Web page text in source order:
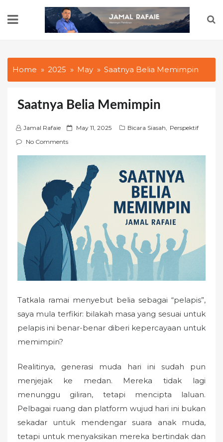
Home 2025 May Saatnya Belia Memimpin
Saatnya Belia Memimpin
Jamal Rafaie
P
d
o
n
May 11, 2025 Bicara Siasah, Perspektif
No Comments
Tatkala ramai menyebut belia sebagai “pelapis”,
saya mula terfikir: bilakah masa yang sesuai untuk
pelapis ini benar-benar diberi kepercayaan untuk
memimpin?
Realitinya, generasi muda hari ini sudah pun
menjejak ke medan. Mereka tidak lagi
menunggu giliran, tetapi mencipta laluan.
Pelbagai ruang dan platform wujud hari ini bukan
sekadar untuk mendengar suara anak muda,
tetapi untuk menyaksikan mereka bertindak dan